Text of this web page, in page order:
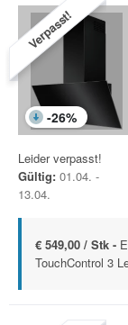
Verpasst!
-26%
Leider verpasst!
Gültig: 01.04. -
13.04.
€ 549,00 / Stk -
TouchControl 3